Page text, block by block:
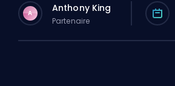
A Anthony King
Partenaire